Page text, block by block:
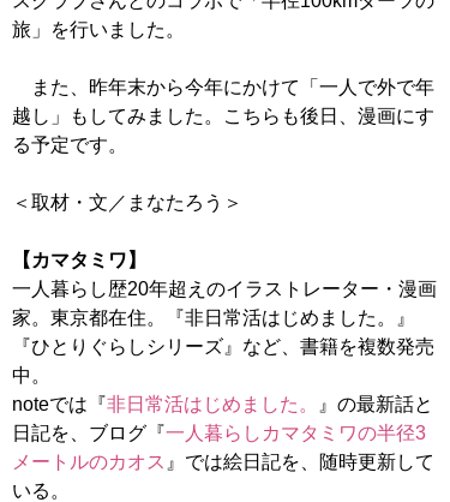
旅」を行いました。
また、昨年末から今年にかけて「一人で外で年
越し」もしてみました。こちらも後日、漫画にす
る予定です。
＜取材・文／まなたろう＞
【カマタミワ】
一人暮らし歴20年超えのイラストレーター・漫画
家。東京都在住。『非日常活はじめました。』
『ひとりぐらしシリーズ』など、書籍を複数発売
中。
noteでは『非日常活はじめました。
』の最新話と
日記を、ブログ『一人暮らしカマタミワの半径3
メートルのカオス 』では絵日記を、随時更新して